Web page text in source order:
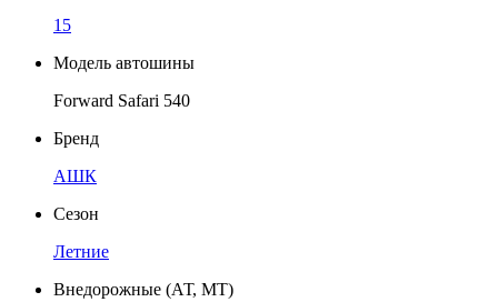
15
Модель автошины
Forward Safari 540
Бренд
АШК
Сезон
Летние
Внедорожные (АТ, МТ)